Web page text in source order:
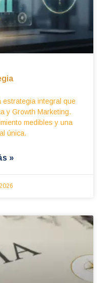
estrategia integral que
y Growth Marketing.
medibles y una
única.
»